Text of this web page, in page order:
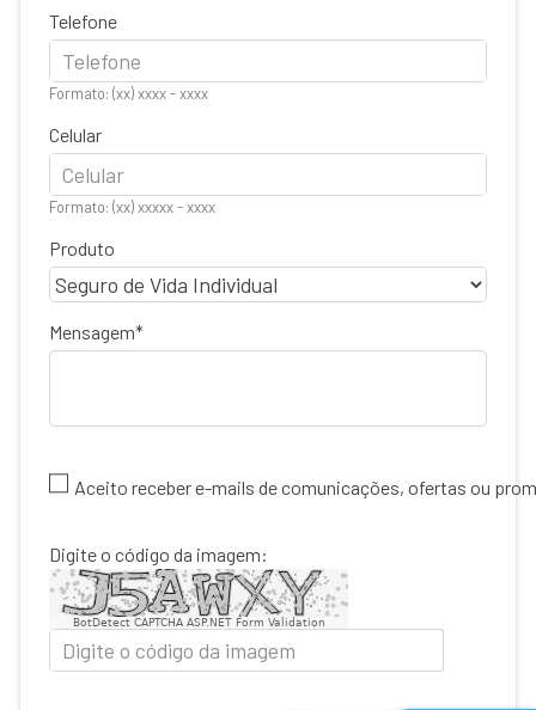
Telefone
Formato: (xx) xxxx - xxxx
Celular
Formato: (xx) xxxxx - xxxx
Produto
Mensagem
Aceito receber e-mails de comunicações, ofertas ou
Digite o código da imagem:
BotDetect CAPTCHA ASP.NET Form Validation